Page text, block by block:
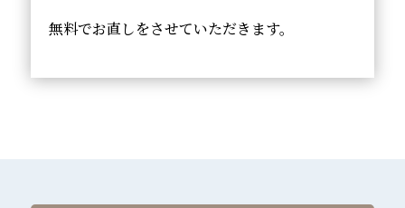
無料でお直しをさせていただきます。